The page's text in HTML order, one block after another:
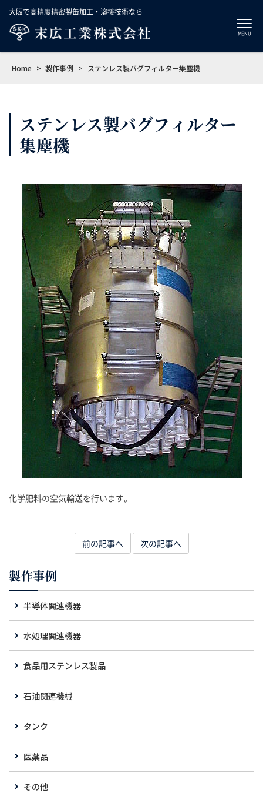
大阪で高精度精密製缶加工・溶接技術なら
MENU
Home > 製作事例 > ステンレス製バグフィルター集塵機
ステンレス製バグフィルター
集塵機
化学肥料の空気輸送を行います。
前の記事へ 次の記事へ
製作事例
半導体関連機器
水処理関連機器
食品用ステンレス製品
石油関連機械
タンク
医薬品
その他